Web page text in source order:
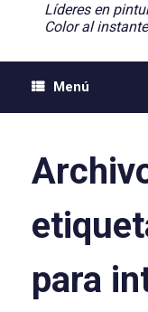
Líderes en
Color al
Menú
para